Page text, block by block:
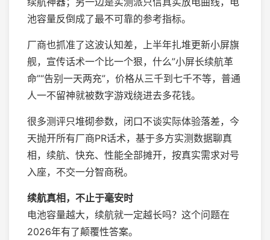
池容量反倒成了最不可靠的参考指标。
厂商也抓准了这波认知差，上半年扎堆更新小屏旗
舰，宣传话术一个比一个狠，什么”小屏长续航革
命”“告别一天两充”，价格从三千到七千不等，普通
人一不留神就被数字游戏绕进去多花钱。
很多测评只堆砌参数，闭口不谈实际体验落差，今
天抛开所有厂商PR话术，基于多方实测数据聊真
相，续航、快充、性能全部摊开，按真实需求对号
入座，不交一分智商税。
续航真相，不止于毫安时
电池容量越大，续航就一定越长吗？这个问题在
2026年有了颠覆性答案。